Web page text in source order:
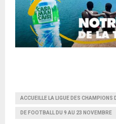
ACCUEILLE LA LIGUE DES CHAMPIONS
DE FOOTBALL DU 9 AU 23 NOVEMBRE